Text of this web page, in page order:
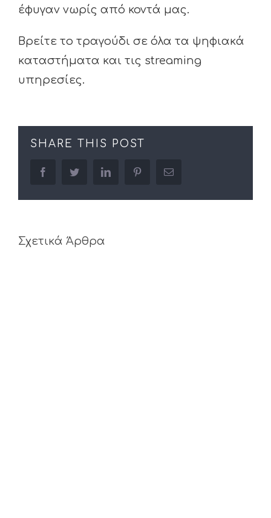
έφυγαν νωρίς από κοντά μας.
Βρείτε το τραγούδι σε όλα τα ψηφιακά
καταστήματα και τις streaming
υπηρεσίες.
SHARE THIS POST
facebooktwitter linkedin pinterestEmail
Σχετικά Άρθρα